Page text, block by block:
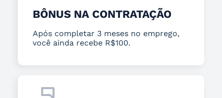
BÔNUS NA CONTRATAÇÃO
Após completar 3 meses no emprego,
você ainda recebe R$100.